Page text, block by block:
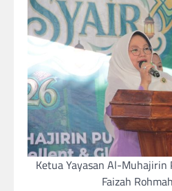
Ketua Yayasan Al-Muhajirin
Faizah